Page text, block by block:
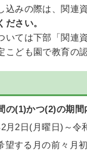
込みの際は、関連
ださい。
いては下部「関連
こども園で教育の
の(1)かつ(2)の期間
月2日(月曜日)～令
望する月の前々月